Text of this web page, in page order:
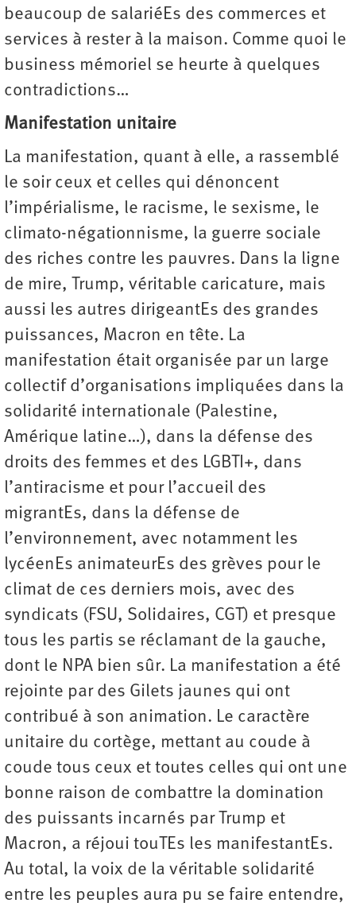
beaucoup de salariéEs des commerces et
services à rester à la maison. Comme quoi le
business mémoriel se heurte à quelques
contradictions…
Manifestation unitaire
La manifestation, quant à elle, a rassemblé
le soir ceux et celles qui dénoncent
l’impérialisme, le racisme, le sexisme, le
climato-négationnisme, la guerre sociale
des riches contre les pauvres. Dans la ligne
de mire, Trump, véritable caricature, mais
aussi les autres dirigeantEs des grandes
puissances, Macron en tête. La
manifestation était organisée par un large
collectif d’organisations impliquées dans la
solidarité internationale (Palestine,
Amérique latine…), dans la défense des
droits des femmes et des LGBTI+, dans
l’antiracisme et pour l’accueil des
migrantEs, dans la défense de
l’environnement, avec notamment les
lycéenEs animateurEs des grèves pour le
climat de ces derniers mois, avec des
syndicats (FSU, Solidaires, CGT) et presque
tous les partis se réclamant de la gauche,
dont le NPA bien sûr. La manifestation a été
rejointe par des Gilets jaunes qui ont
contribué à son animation. Le caractère
unitaire du cortège, mettant au coude à
coude tous ceux et toutes celles qui ont une
bonne raison de combattre la domination
des puissants incarnés par Trump et
Macron, a réjoui touTEs les manifestantEs.
Au total, la voix de la véritable solidarité
entre les peuples aura pu se faire entendre,